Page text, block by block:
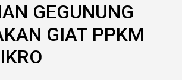
GEGUNUNG
GIAT PPKM